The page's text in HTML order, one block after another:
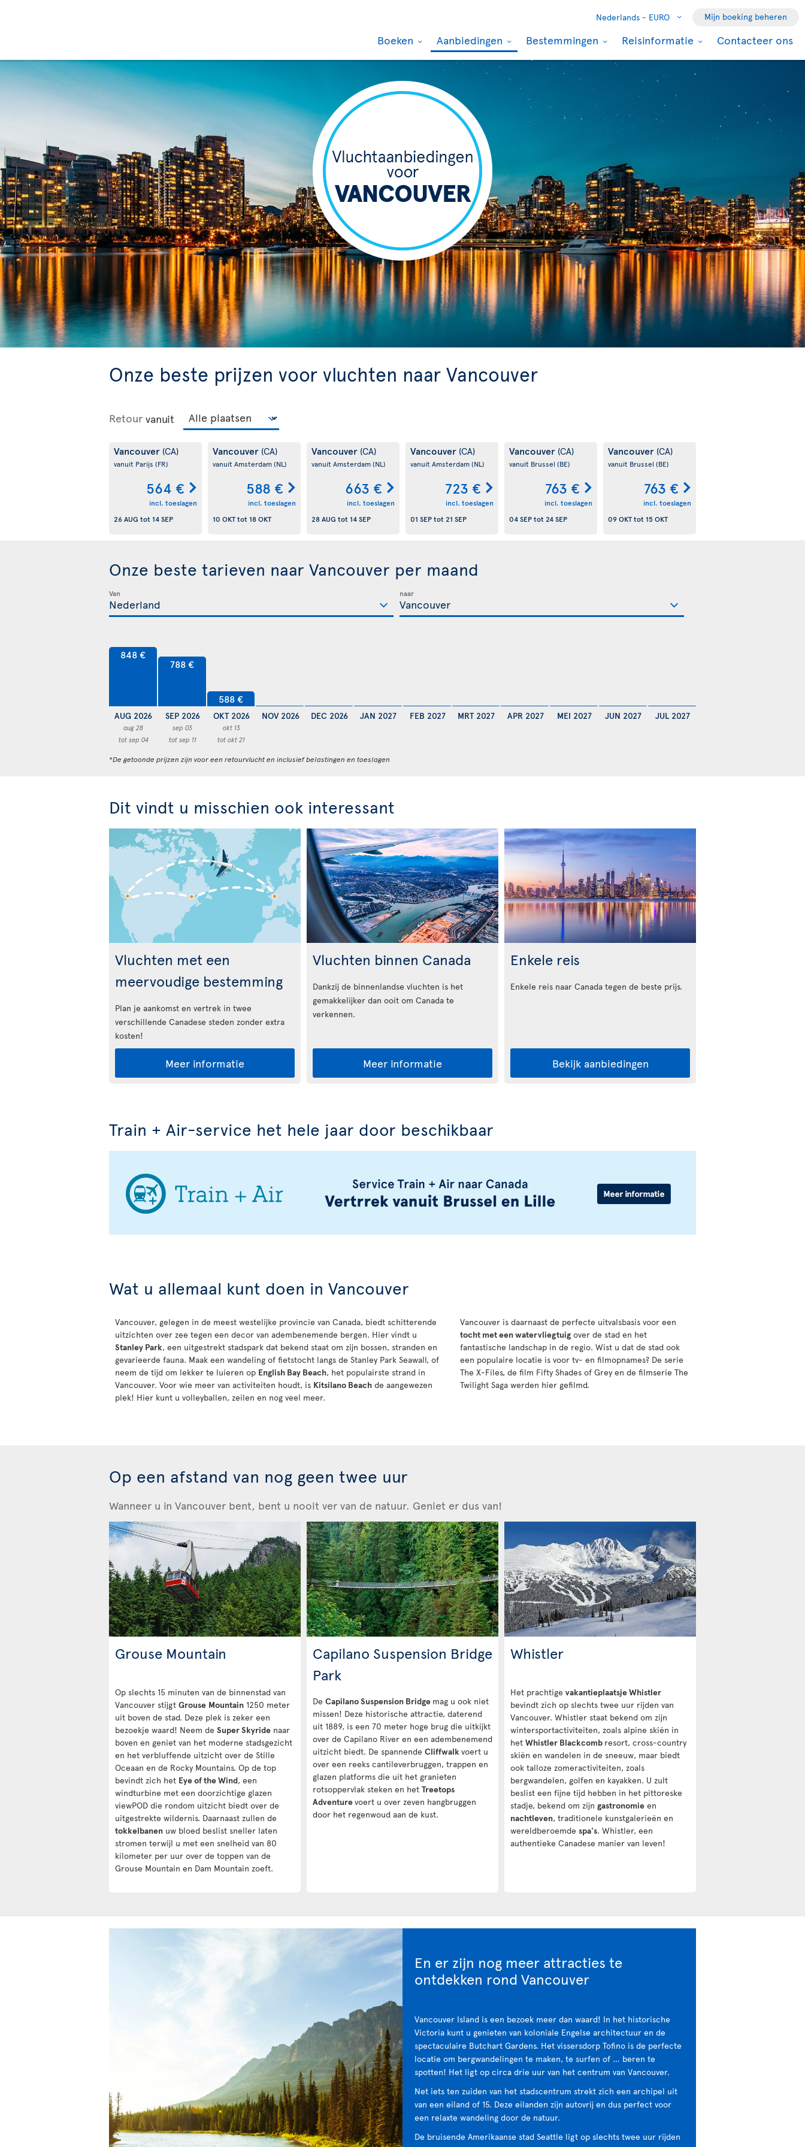
Nederlands - EURO Mijn boeking beheren
Boeken Aanbiedingen Bestemmingen Reisinformatie Contacteer ons
Onze beste prijzen voor vluchten naar Vancouver
Retour vanuit
Vancouver (CA)
vanuit Parijs (FR)
564 €
incl. toeslagen
26 AUG tot 14 SEP
Vancouver (CA)
vanuit Amsterdam(NL)
588 €
incl. toeslagen
10 OKTtot 18 OKT
Vancouver (CA)
vanuit Amsterdam(NL)
663 €
incl. toeslagen
28 AUG tot 14 SEP
Vancouver (CA)
vanuit Amsterdam(NL)
723 €
incl. toeslagen
01 SEPtot 21 SEP
Vancouver (CA)
vanuit Brussel (BE)
763 €
incl. toeslagen
04 SEPtot 24 SEP
Vancouver (CA)
vanuit Brussel (BE)
763 €
incl. toeslagen
09 OKTtot 15 OKT
Onze beste tarieven naar Vancouver per maand
Van naar
848 €
AUG 2026
aug 28
tot sep 04
788 €
SEP 2026
sep 03
tot sep 11
588 €
OKT 2026
okt 13
tot okt 21
NOV 2026 DEC 2026 JAN 2027 FEB 2027 MRT 2027 APR 2027 MEI 2027 JUN 2027 JUL 2027
*De getoonde prijzen zijn voor een retourvlucht en inclusief belastingen en toeslagen
Dit vindt u misschien ook interessant
Vluchten met een
meervoudige bestemming
Plan je aankomst en vertrek in twee
verschillende Canadese steden zonder extra
kosten!
Meer informatie
Vluchten binnen Canada
Dankzij de binnenlandse vluchten is het
gemakkelijker dan ooit om Canada te
verkennen.
Meer informatie
Enkele reis
Enkele reis naar Canada tegen de beste prijs.
Bekijk aanbiedingen
Train + Air-service het hele jaar door beschikbaar
Wat u allemaal kunt doen in Vancouver
Vancouver, gelegen in de meest westelijke provincie van Canada, biedt schitterende
uitzichten over zee tegen een decor van adembenemende bergen. Hier vindt u
Stanley Park, een uitgestrekt stadspark dat bekend staat om zijn bossen, stranden en
gevarieerde fauna. Maak een wandeling of fietstocht langs de Stanley Park Seawall, of
neem de tijd om lekker te luieren op English Bay Beach, het populairste strand in
Vancouver. Voor wie meer van activiteiten houdt, is Kitsilano Beach de aangewezen
plek! Hier kunt u volleyballen, zeilen en nog veel meer.
Vancouver is daarnaast de perfecte uitvalsbasis voor een
tocht met een watervliegtuigover de stad en het
fantastische landschap in de regio. Wist u dat de stad ook
een populaire locatie is voor tv- en filmopnames? De serie
The X-Files, de film Fifty Shades of Grey en de filmserie The
Twilight Saga werden hier gefilmd.
Op een afstand van nog geen twee uur
Wanneer u in Vancouver bent, bent u nooit ver van de natuur. Geniet er dus van!
Grouse Mountain
Op slechts 15 minuten van de binnenstad van
Vancouver stijgt Grouse Mountain 1250 meter
uit boven de stad. Deze plek is zeker een
bezoekje waard! Neem de Super Skyride naar
boven en geniet van het moderne stadsgezicht
en het verbluffende uitzicht over de Stille
Oceaan en de Rocky Mountains. Op de top
bevindt zich het Eye of the Wind, een
windturbine met een doorzichtige glazen
viewPOD die rondom uitzicht biedt over de
uitgestrekte wildernis. Daarnaast zullen de
tokkelbanen uw bloed beslist sneller laten
stromen terwijl u met een snelheid van 80
kilometer per uur over de toppen van de
Grouse Mountain en Dam Mountain zoeft.
Capilano Suspension Bridge
Park
De Capilano Suspension Bridge mag u ook niet
missen! Deze historische attractie, daterend
uit 1889, is een 70 meter hoge brug die uitkijkt
over de Capilano River en een adembenemend
uitzicht biedt. De spannende Cliffwalkvoert u
over een reeks cantileverbruggen, trappen en
glazen platforms die uit het granieten
rotsoppervlak steken en het Treetops
Adventurevoert u over zeven hangbruggen
door het regenwoud aan de kust.
Whistler
Het prachtige vakantieplaatsje Whistler
bevindt zich op slechts twee uur rijden van
Vancouver. Whistler staat bekend om zijn
wintersportactiviteiten, zoals alpine skiën in
het Whistler Blackcomb resort, cross-country
skiën en wandelen in de sneeuw, maar biedt
ook talloze zomeractiviteiten, zoals
bergwandelen, golfen en kayakken. U zult
beslist een fijne tijd hebben in het pittoreske
stadje, bekend om zijn gastronomie en
nachtleven, traditionele kunstgalerieën en
wereldberoemde spa's. Whistler, een
authentieke Canadese manier van leven!
En er zijn nog meer attracties te
ontdekken rond Vancouver
Vancouver Island is een bezoek meer dan waard! In het historische
Victoria kunt u genieten van koloniale Engelse architectuur en de
spectaculaire Butchart Gardens. Het vissersdorp Tofino is de perfecte
locatie om bergwandelingen te maken, te surfen of … beren te
spotten! Het ligt op circa drie uur van het centrum van Vancouver.
Net iets ten zuiden van het stadscentrum strekt zich een archipel uit
van een eiland of 15. Deze eilanden zijn autovrij en dus perfect voor
een relaxte wandeling door de natuur.
De bruisende Amerikaanse stad Seattle ligt op slechts twee uur rijden